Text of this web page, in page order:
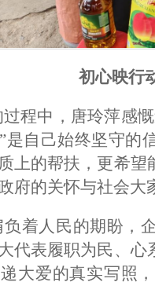
初心映行
程中，唐玲萍感
是自己始终坚守的
上的帮扶，更希
府的关怀与社会大
负着人民的期盼，
代表履职为民、
大爱的真实写照